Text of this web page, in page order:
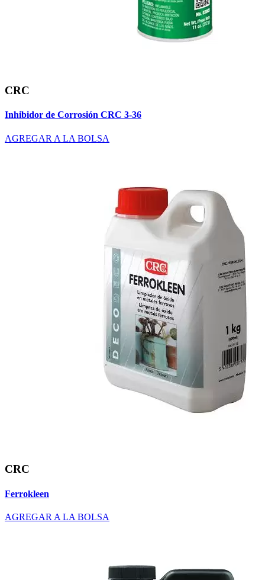
CRC
Inhibidor de Corrosión CRC 3-36
AGREGAR A LA BOLSA
CRC
Ferrokleen
AGREGAR A LA BOLSA